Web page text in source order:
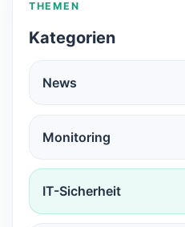
THEMEN
Kategorien
News
Monitoring
IT-Sicherheit